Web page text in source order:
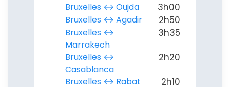
Bruxelles ↔︎ Oujda
3h00
Bruxelles ↔︎ Agadir 2h50
Bruxelles ↔︎
Marrakech
3h35
Bruxelles ↔︎
Casablanca
2h20
Bruxelles ↔︎ Rabat 2h10